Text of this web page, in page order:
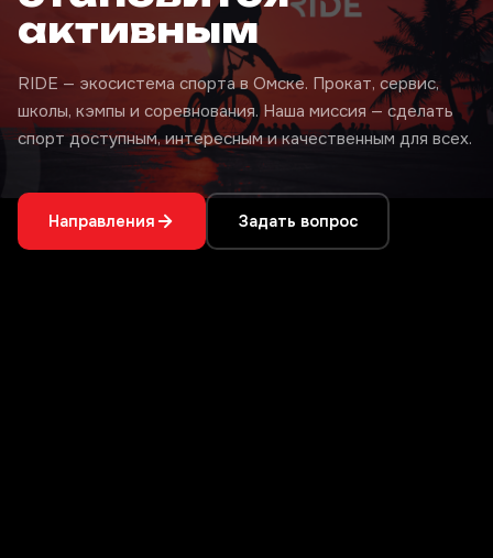
активным
RIDE — экосистема спорта в Омске. Прокат, сервис,
школы, кэмпы и соревнования. Наша миссия — сделать
спорт доступным, интересным и качественным для всех.
Направления Задать вопрос